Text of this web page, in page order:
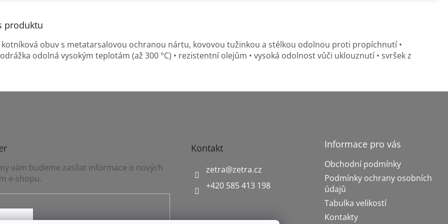
produktu
kotníková obuv s metatarsalovou ochranou nártu, kovovou tužinkou a stélkou odolnou proti propíchnutí •
odolná vysokým teplotám (až 300 °C) • rezistentní olejům • vysoká odolnost vůči uklouznutí • svršek z
vám budeme zasílat informace o nových
e-shopu.
Kontakt
zetra@zetra.cz
+420 585 413 198
Informace pro vás
Obchodní podmínky
Podmínky ochrany osobních
údajů
Tabulka velikostí
Kontakty